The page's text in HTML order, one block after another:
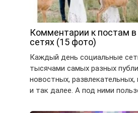
Комментарии к постам
сетях (15 фото)
Каждый день социальные
тысячами самых разных
новостных, развлекательных,
и так далее. А под ними